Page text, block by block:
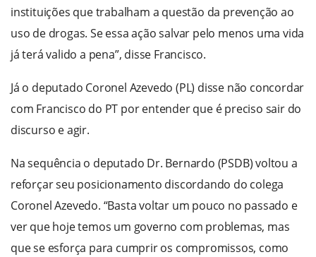
instituições que trabalham a questão da prevenção ao
uso de drogas. Se essa ação salvar pelo menos uma vida
já terá valido a pena”, disse Francisco.
Já o deputado Coronel Azevedo (PL) disse não concordar
com Francisco do PT por entender que é preciso sair do
discurso e agir.
Na sequência o deputado Dr. Bernardo (PSDB) voltou a
reforçar seu posicionamento discordando do colega
Coronel Azevedo. “Basta voltar um pouco no passado e
ver que hoje temos um governo com problemas, mas
que se esforça para cumprir os compromissos, como